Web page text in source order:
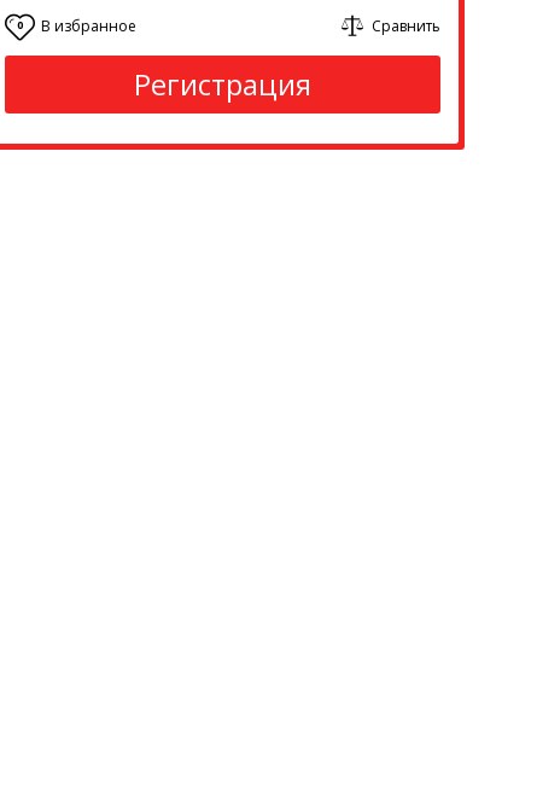
0 В избранное Сравнить
Регистрация